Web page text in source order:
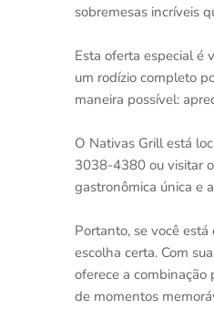
sobremesas incríveis
Esta oferta especial é
um rodízio completo
maneira possível:
O Nativas Grill está
3038-4380 ou visitar
gastronômica única e
Portanto, se você
escolha certa. Com
oferece a
de momentos